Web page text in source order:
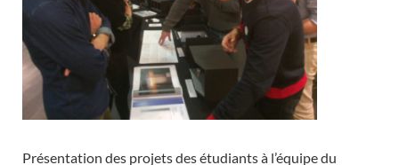
Présentation des projets des étudiants à l’équipe du